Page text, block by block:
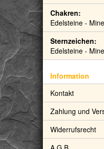
Chakren:
Edelsteine -
Sternzeichen:
Edelsteine -
Information
Kontakt
Zahlung und
Widerrufsrecht